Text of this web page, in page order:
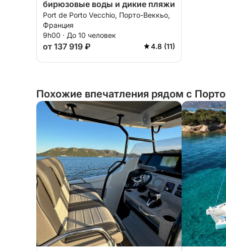
бирюзовые воды и дикие пляжи
Port de Porto Vecchio, Порто-Веккьо,
Франция
9h00 · До 10 человек
от 137 919 ₽ 4.8 (11)
Похожие впечатления рядом с